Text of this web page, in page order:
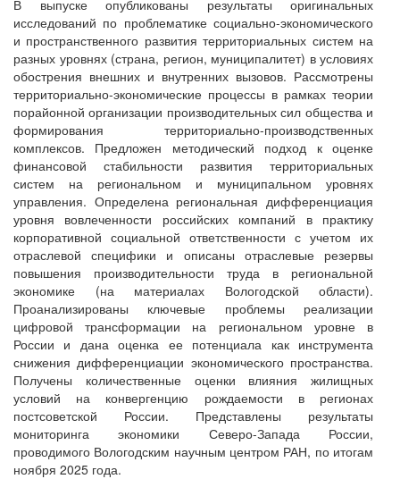
В выпуске опубликованы результаты оригинальных
исследований по проблематике социально-экономического
и пространственного развития территориальных систем на
разных уровнях (страна, регион, муниципалитет) в условиях
обострения внешних и внутренних вызовов. Рассмотрены
территориально-экономические процессы в рамках теории
порайонной организации производительных сил общества и
формирования территориально-производственных
комплексов. Предложен методический подход к оценке
финансовой стабильности развития территориальных
систем на региональном и муниципальном уровнях
управления. Определена региональная дифференциация
уровня вовлеченности российских компаний в практику
корпоративной социальной ответственности с учетом их
отраслевой специфики и описаны отраслевые резервы
повышения производительности труда в региональной
экономике (на материалах Вологодской области).
Проанализированы ключевые проблемы реализации
цифровой трансформации на региональном уровне в
России и дана оценка ее потенциала как инструмента
снижения дифференциации экономического пространства.
Получены количественные оценки влияния жилищных
условий на конвергенцию рождаемости в регионах
постсоветской России. Представлены результаты
мониторинга экономики Северо-Запада России,
проводимого Вологодским научным центром РАН, по итогам
ноября 2025 года.